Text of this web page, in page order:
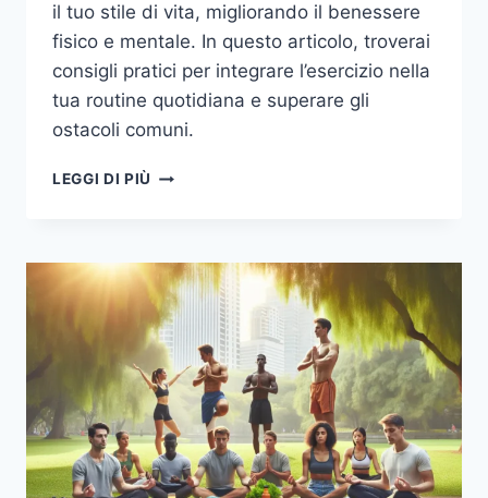
il tuo stile di vita, migliorando il benessere
fisico e mentale. In questo articolo, troverai
consigli pratici per integrare l’esercizio nella
tua routine quotidiana e superare gli
ostacoli comuni.
LEGGI DI PIÙ IL
COME
PROMUOVERE
UNO
STILE
VITA
SANO